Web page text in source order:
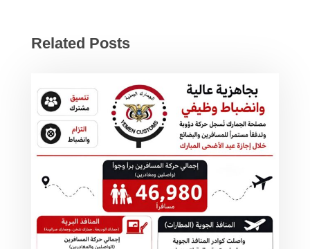
Related Posts